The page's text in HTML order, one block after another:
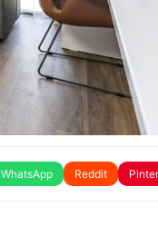
WhatsApp Reddit